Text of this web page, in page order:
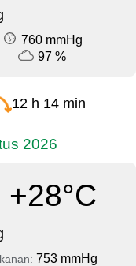
760 mmHg
97 %
12 h 14 min
2026
+28°C
753 mmHg